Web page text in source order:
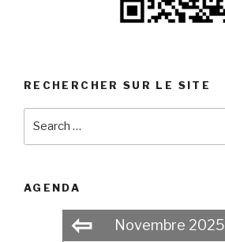
RECHERCHER SUR LE SITE
AGENDA
⇦ Novembre 2025